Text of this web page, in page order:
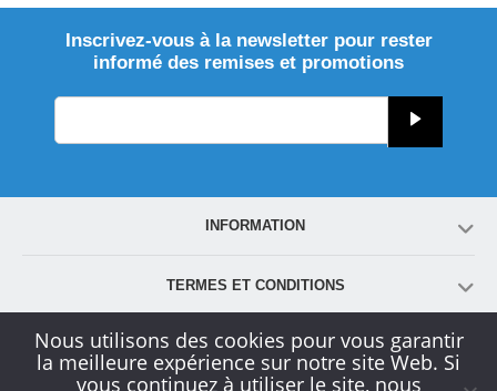
Inscrivez-vous à la newsletter pour rester
informé des remises et promotions
INFORMATION
TERMES ET CONDITIONS
COMPTE
Nous utilisons des cookies pour vous garantir
la meilleure expérience sur notre site Web. Si
vous continuez à utiliser le site, nous